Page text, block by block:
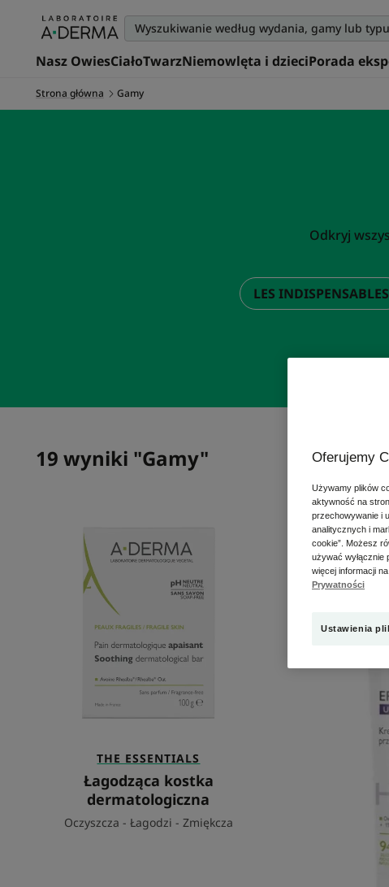
Nasz OwiesCiałoTwarzNiemowlęta i dzieciPorada
Strona główna Gamy
Odkryj
LES INDISPENSABLES
19 wyniki "Gamy"
dermatologiczna
THE ESSENTIALS
Łagodząca kostka
dermatologiczna
Oczyszcza - Łagodzi - Zmiękcza
Oferujemy
Używamy plików
aktywność na
przechowywanie i
analitycznych i
cookie”. Możesz
używać wyłącznie
więcej informacji
Prywatności
Ustawienia